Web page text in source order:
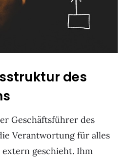
des
Geschäftsführer des
Verantwortung für alles
geschieht. Ihm